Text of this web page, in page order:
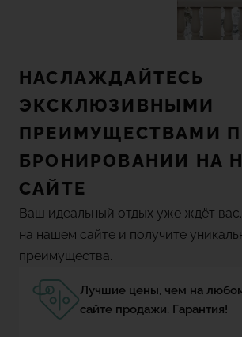
НАСЛАЖДАЙТЕСЬ
ЭКСКЛЮЗИВНЫМИ
ПРЕИМУЩЕСТВАМИ
БРОНИРОВАНИИ НА
САЙТЕ
Ваш идеальный отдых уже ждёт
на нашем сайте и получите
преимущества.
Лучшие цены, чем на
сайте продажи. Гарантия!